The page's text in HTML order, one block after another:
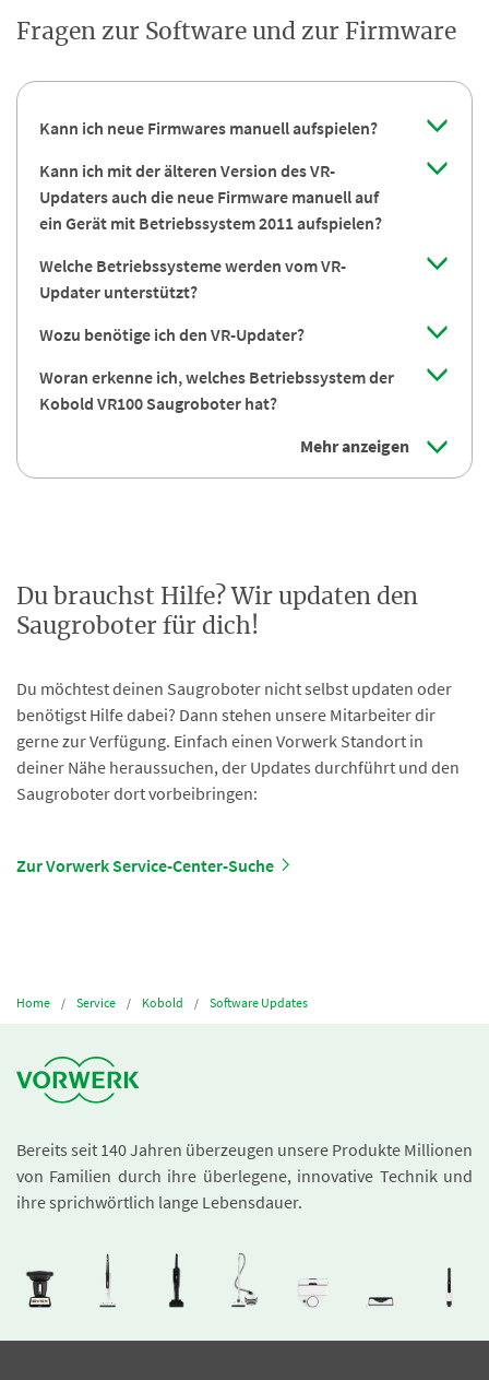
Fragen zur Software und zur Firmware
Kann ich neue Firmwares manuell aufspielen?
Kann ich mit der älteren Version des VR-
Updaters auch die neue Firmware manuell auf
ein Gerät mit Betriebssystem 2011 aufspielen?
Welche Betriebssysteme werden vom VR-
Updater unterstützt?
Wozu benötige ich den VR-Updater?
Woran erkenne ich, welches Betriebssystem der
Kobold VR100 Saugroboter hat?
Mehr anzeigen
Du brauchst Hilfe? Wir updaten den
Saugroboter für dich!
Du möchtest deinen Saugroboter nicht selbst updaten oder
benötigst Hilfe dabei? Dann stehen unsere Mitarbeiter dir
gerne zur Verfügung. Einfach einen Vorwerk Standort in
deiner Nähe heraussuchen, der Updates durchführt und den
Saugroboter dort vorbeibringen:
Zur Vorwerk Service-Center-Suche
Home Service Kobold Software Updates
Bereits seit 140 Jahren überzeugen unsere Produkte Millionen
von Familien durch ihre überlegene, innovative Technik und
ihre sprichwörtlich lange Lebensdauer.